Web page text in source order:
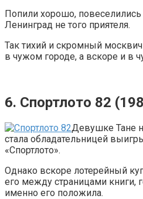
Попили хорошо,
Ленинград не того приятеля.
Так тихий и скромный
в чужом городе, а вскоре и в
6. Спортлото 82
Девушке Тане
стала обладательницей
«Спортлото».
Однако вскоре лотерейный
его между страницами книги,
именно его положила.